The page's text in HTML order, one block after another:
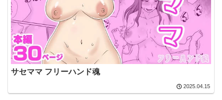
サセママ フリーハンド魂
2025.04.15